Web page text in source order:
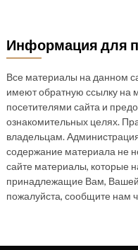
Информация для
Все материалы на данном
имеют обратную ссылку на
посетителями сайта и
ознакомительных целях.
владельцам.
содержание материала не
сайте материалы, которые
принадлежащие Вам, Вашей
пожалуйста, сообщите нам